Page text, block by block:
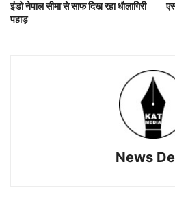
इंडो नेपाल सीमा से साफ दिख रहा धौलागिरी
पहाड़
News